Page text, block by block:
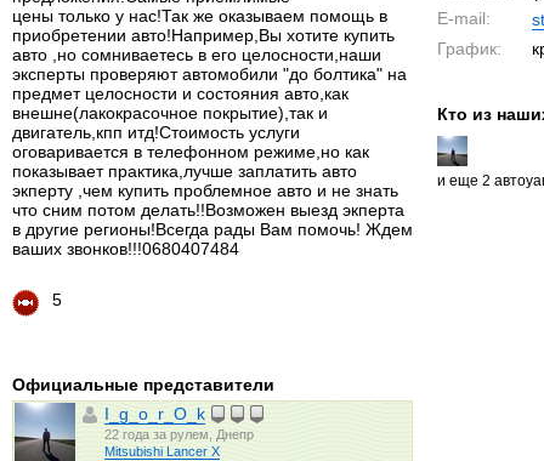
E-mail:
График:
Кто из
и еще 2
цены только у нас!Так же оказываем помощь в
приобретении авто!Например,Вы хотите купить
авто ,но сомниваетесь в его целосности,наши
эксперты проверяют автомобили "до болтика" на
предмет целосности и состояния авто,как
внешне(лакокрасочное покрытие),так и
двигатель,кпп итд!Стоимость услуги
оговаривается в телефонном режиме,но как
показывает практика,лучше заплатить авто
экперту ,чем купить проблемное авто и не знать
что сним потом делать!!Возможен выезд экперта
в другие регионы!Всегда рады Вам помочь! Ждем
ваших звонков!!!0680407484
5
Официальные представители
I_g_o_r_O_k
22 года за рулем, Днепр
Mitsubishi Lancer X